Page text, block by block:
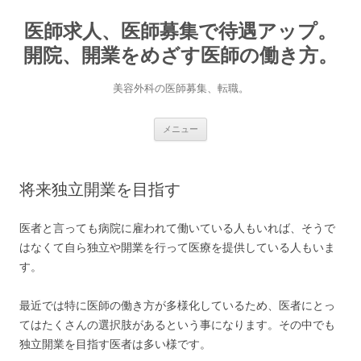
医師求人、医師募集で待遇アップ。
開院、開業をめざす医師の働き方。
美容外科の医師募集、転職。
メニュー
プ
将来独立開業を目指す
医者と言っても病院に雇われて働いている人もいれば、そうで
はなくて自ら独立や開業を行って医療を提供している人もいま
す。
最近では特に医師の働き方が多様化しているため、医者にとっ
てはたくさんの選択肢があるという事になります。その中でも
独立開業を目指す医者は多い様です。